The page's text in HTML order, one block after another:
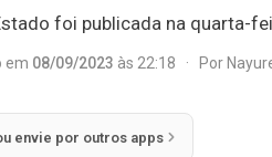
foi publicada na quarta-
em 08/09/2023 às 22:18 · Por
envie por outros apps